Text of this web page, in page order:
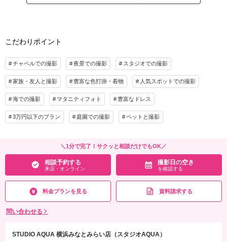
家族と撮影 家族用衣装レンタル ペットと撮影
ライブレタッチ (美整補正) / 新婦ヘアメイク (洋髪) / ドレス&タキシード (スタンダー
ド) / アクセサリー / 衣装補正 / ブーケ・ブートニア / ヘアメイクアテンド / 台紙付き
相談予約する
来店・オンライン
撮影日の空き
を確認する
アルバム 20P データ
衣装追加 会食 挙式
その他含むもの
ライブレタッチ (美整補正) / 新婦ヘアメイク (洋髪) / ドレス&タキシード (スタンダー
相談予約する
来店・オンライン
撮影日の空き
を確認する
こだわりポイント
チャペルでの撮影 夜景での撮影 スタジオでの撮影
家族・友人と撮影 豊富な色打掛・着物 人気スポットでの撮影
海での撮影 マタニティフォト 豊富なドレス
3万円以下のプラン 庭園での撮影 ペットと撮影
＼1分で完了！サクッと相談だけでもOK／
相談予約する
来店・オンライン
撮影日の空き
を確認する
料金プランを見る 資料請求する
問い合わせる
STUDIO AQUA 横浜みなとみらい店（スタジオAQUA）